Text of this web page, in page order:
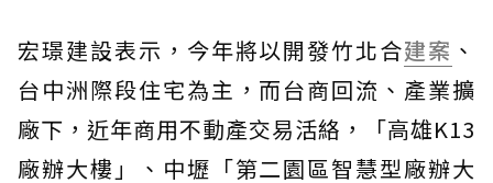
宏璟建設表示，今年將以開發竹北合建案 、
台中洲際段住宅為主，而台商回流、產業擴
廠下，近年商用不動產交易活絡，「高雄K13
廠辦大樓」、中壢「第二園區智慧型廠辦大